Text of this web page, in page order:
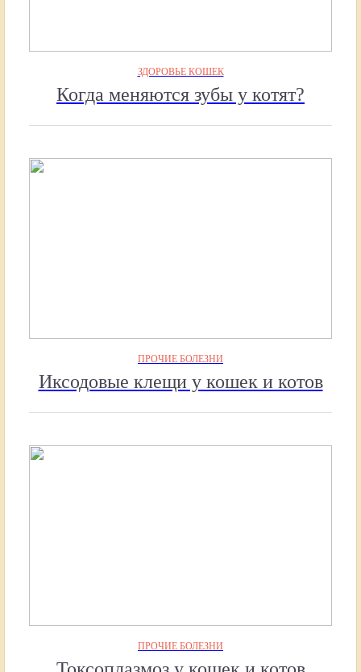
ЗДОРОВЬЕ КОШЕК
Когда меняются зубы у котят?
ПРОЧИЕ БОЛЕЗНИ
Иксодовые клещи у кошек и котов
ПРОЧИЕ БОЛЕЗНИ